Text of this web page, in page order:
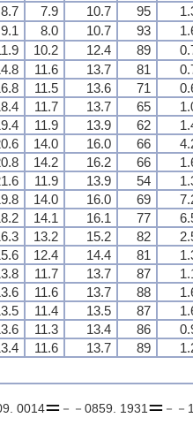
8.7 7.9 10.7 95
9.1 8.0 10.7 93
10.2 12.4 89
11.6 13.7 81
11.5 13.6 71
11.7 13.7 65
11.9 13.9 62
14.0 16.0 66
14.2 16.2 66
11.9 13.9 54
14.0 16.0 69
14.1 16.1 77
13.2 15.2 82
12.4 14.4 81
11.7 13.7 87
11.6 13.7 88
11.4 13.5 87
11.3 13.4 86
11.6 13.7 89
0014 －－0859. 1931
－－